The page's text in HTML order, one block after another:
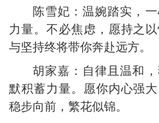
陈雪妃：温婉踏实，
力量。不必焦虑，愿持之
与坚持终将带你奔赴远方。
胡家嘉：自律且温和
默积蓄力量。愿你内心强
稳步向前，繁花似锦。